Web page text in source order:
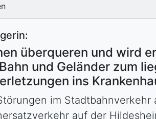
überqueren und wird
und Geländer zum
ins
im
auf der